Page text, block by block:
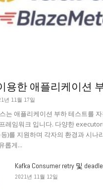
용한 애플리케이션
년 11월 17일
는 애플리케이션 부하 테스트를
레임워크 입니다. 다양한
)를 지원하며 각자의 환경과 시나
롭게...
Kafka Consumer retry 및
2021년 11월 12일